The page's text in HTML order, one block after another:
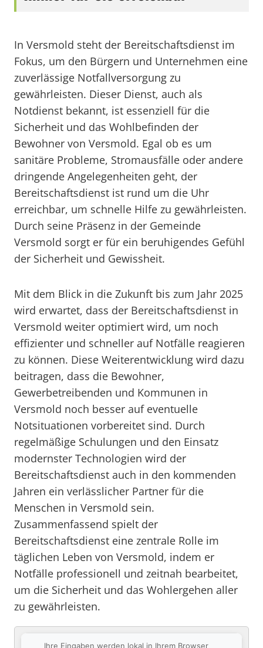
In Versmold steht der Bereitschaftsdienst im
Fokus, um den Bürgern und Unternehmen eine
zuverlässige Notfallversorgung zu
gewährleisten. Dieser Dienst, auch als
Notdienst bekannt, ist essenziell für die
Sicherheit und das Wohlbefinden der
Bewohner von Versmold. Egal ob es um
sanitäre Probleme, Stromausfälle oder andere
dringende Angelegenheiten geht, der
Bereitschaftsdienst ist rund um die Uhr
erreichbar, um schnelle Hilfe zu gewährleisten.
Durch seine Präsenz in der Gemeinde
Versmold sorgt er für ein beruhigendes Gefühl
der Sicherheit und Gewissheit.
Mit dem Blick in die Zukunft bis zum Jahr 2025
wird erwartet, dass der Bereitschaftsdienst in
Versmold weiter optimiert wird, um noch
effizienter und schneller auf Notfälle reagieren
zu können. Diese Weiterentwicklung wird dazu
beitragen, dass die Bewohner,
Gewerbetreibenden und Kommunen in
Versmold noch besser auf eventuelle
Notsituationen vorbereitet sind. Durch
regelmäßige Schulungen und den Einsatz
modernster Technologien wird der
Bereitschaftsdienst auch in den kommenden
Jahren ein verlässlicher Partner für die
Menschen in Versmold sein.
Zusammenfassend spielt der
Bereitschaftsdienst eine zentrale Rolle im
täglichen Leben von Versmold, indem er
Notfälle professionell und zeitnah bearbeitet,
um die Sicherheit und das Wohlergehen aller
zu gewährleisten.
Ihre Eingaben werden lokal in Ihrem Browser